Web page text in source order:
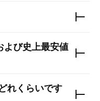
よび史上最安値
れくらいです